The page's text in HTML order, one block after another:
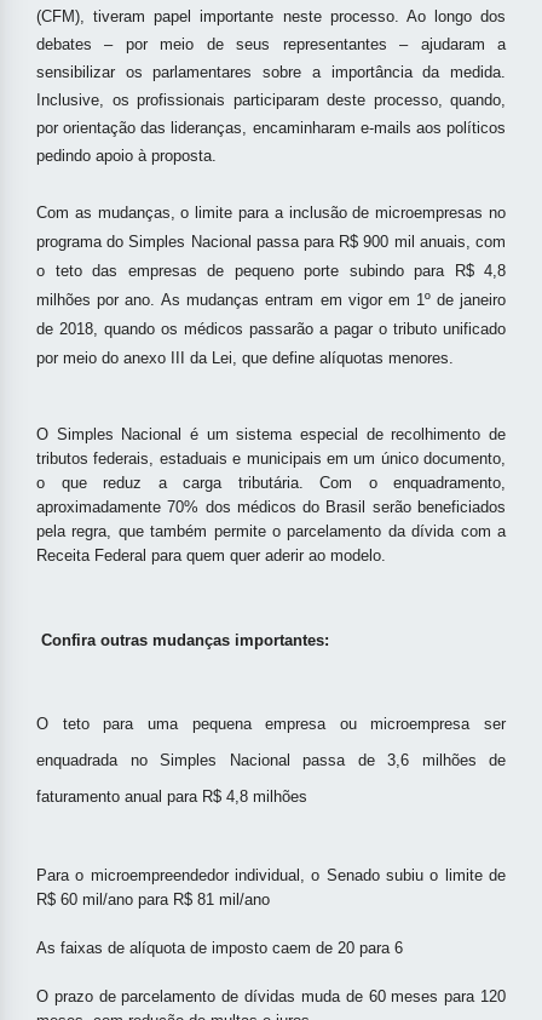
(CFM), tiveram papel importante neste processo. Ao longo dos
debates – por meio de seus representantes – ajudaram a
sensibilizar os parlamentares sobre a importância da medida.
Inclusive, os profissionais participaram deste processo, quando,
por orientação das lideranças, encaminharam e-mails aos políticos
pedindo apoio à proposta.
Com as mudanças, o limite para a inclusão de microempresas no
programa do Simples Nacional passa para R$ 900 mil anuais, com
o teto das empresas de pequeno porte subindo para R$ 4,8
milhões por ano.As mudanças entram em vigor em 1º de janeiro
de 2018, quando os médicos passarão a pagar o tributo unificado
por meio do anexo III da Lei, que define alíquotas menores.
O Simples Nacional é um sistema especial de recolhimento de
tributos federais, estaduais e municipais em um único documento,
o que reduz a carga tributária. Com o enquadramento,
aproximadamente 70% dos médicos do Brasil serão beneficiados
pela regra, que também permite o parcelamento da dívida com a
Receita Federal para quem quer aderir ao modelo.
Confira outras mudanças importantes:
O teto para uma pequena empresa ou microempresa ser
enquadrada no Simples Nacional passa de 3,6 milhões de
faturamento anual para R$ 4,8 milhões
Para o microempreendedor individual, o Senado subiu o limite de
R$ 60 mil/ano para R$ 81 mil/ano
As faixas de alíquota de imposto caem de 20 para 6
O prazo de parcelamento de dívidas muda de 60 meses para 120